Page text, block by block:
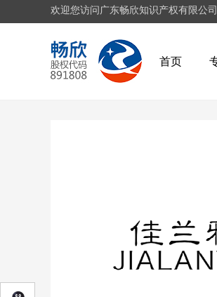
欢迎您访问广东畅欣知识产权有限公
首页